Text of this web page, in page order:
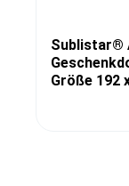
Sublistar®
Größe 192